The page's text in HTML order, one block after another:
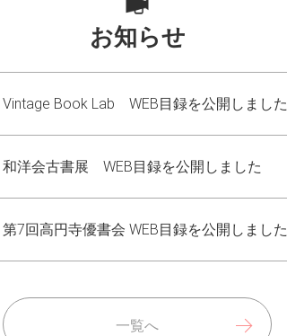
お知らせ
Vintage Book Lab WEB目録を公開しました
和洋会古書展 WEB目録を公開しました
第7回高円寺優書会 WEB目録を公開しました
一覧へ